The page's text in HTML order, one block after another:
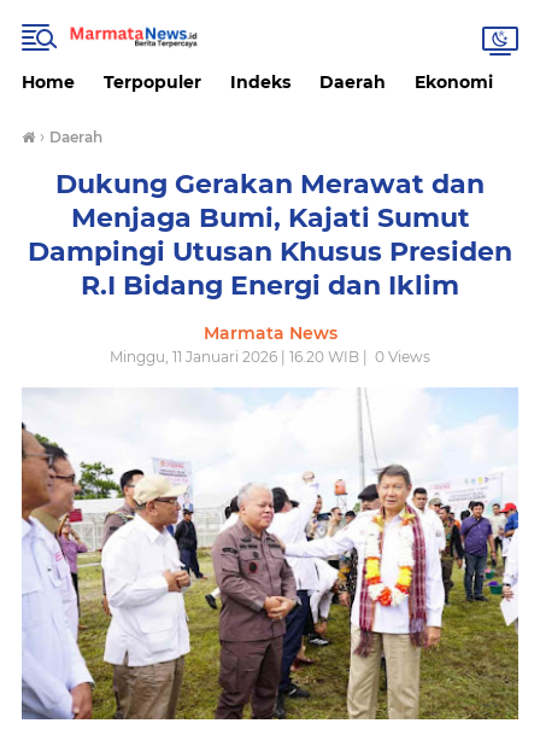
Home Terpopuler Indeks Daerah Ekonomi
› Daerah
Dukung Gerakan Merawat dan
Menjaga Bumi, Kajati Sumut
Dampingi Utusan Khusus Presiden
R.I Bidang Energi dan Iklim
Marmata News
Minggu, 11 Januari 2026 | 16.20 WIB | 0 Views